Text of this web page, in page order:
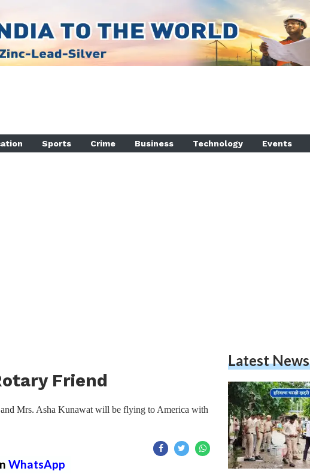
Sports Crime Business Technology Events
Friend
Mrs. Asha Kunawat will be flying to America with
WhatsApp
Latest News